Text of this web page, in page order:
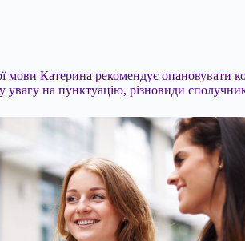
мови Катерина рекомендує опановувати
увагу на пунктуацію, різновиди